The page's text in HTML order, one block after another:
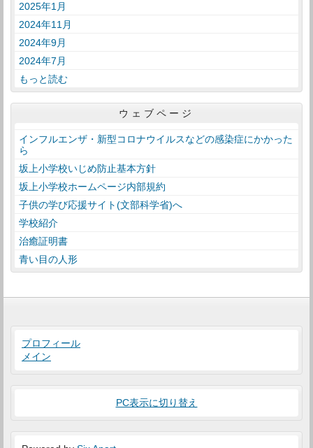
2025年1月
2024年11月
2024年9月
2024年7月
もっと読む
ウェブページ
インフルエンザ・新型コロナウイルスなどの感染症にかかった
ら
坂上小学校いじめ防止基本方針
坂上小学校ホームページ内部規約
子供の学び応援サイト(文部科学省)へ
学校紹介
治癒証明書
青い目の人形
プロフィール
メイン
PC表示に切り替え